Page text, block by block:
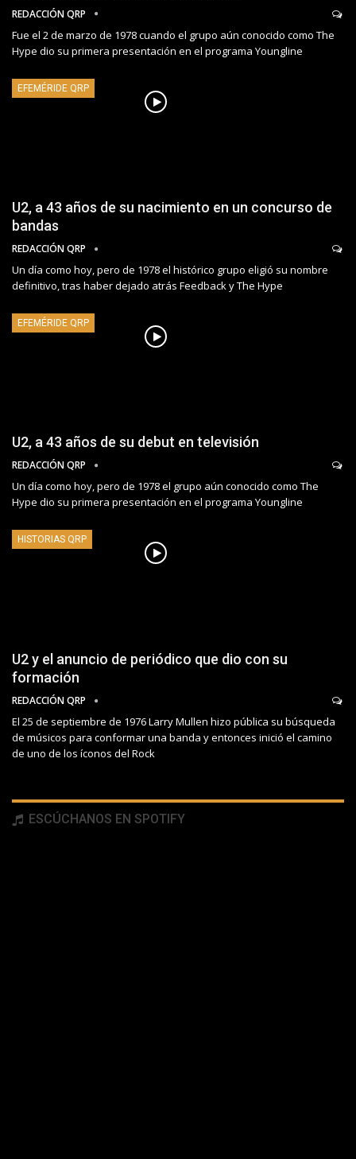
REDACCIÓN QRP
Fue el 2 de marzo de 1978 cuando el grupo aún conocido como The
Hype dio su primera presentación en el programa Youngline
EFEMÉRIDE QRP
U2, a 43 años de su nacimiento en un concurso de
bandas
REDACCIÓN QRP
Un día como hoy, pero de 1978 el histórico grupo eligió su nombre
definitivo, tras haber dejado atrás Feedback y The Hype
EFEMÉRIDE QRP
U2, a 43 años de su debut en televisión
REDACCIÓN QRP
Un día como hoy, pero de 1978 el grupo aún conocido como The
Hype dio su primera presentación en el programa Youngline
HISTORIAS QRP
U2 y el anuncio de periódico que dio con su
formación
REDACCIÓN QRP
El 25 de septiembre de 1976 Larry Mullen hizo pública su búsqueda
de músicos para conformar una banda y entonces inició el camino
de uno de los íconos del Rock
ESCÚCHANOS EN SPOTIFY